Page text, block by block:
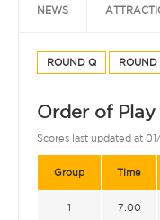
NEWS
ROUND Q ROUND
Order of
Scores last updated at
Group Time
1 7:00